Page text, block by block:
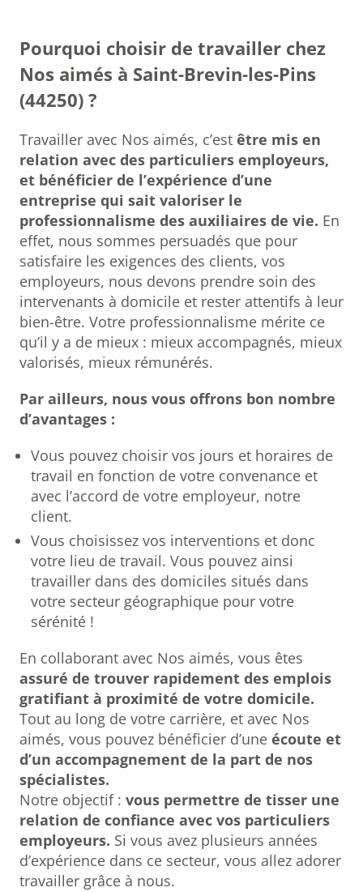
Pourquoi choisir de travailler chez
Nos aimés à Saint-Brevin-les-Pins
(44250) ?
Travailler avec Nos aimés, c’est être mis en
relation avec des particuliers employeurs,
et bénéficier de l’expérience d’une
entreprise qui sait valoriser le
professionnalisme des auxiliaires de vie. En
effet, nous sommes persuadés que pour
satisfaire les exigences des clients, vos
employeurs, nous devons prendre soin des
intervenants à domicile et rester attentifs à leur
bien-être. Votre professionnalisme mérite ce
qu’il y a de mieux : mieux accompagnés, mieux
valorisés, mieux rémunérés.
Par ailleurs, nous vous offrons bon nombre
d’avantages :
Vous pouvez choisir vos jours et horaires de
travail en fonction de votre convenance et
avec l’accord de votre employeur, notre
client.
Vous choisissez vos interventions et donc
votre lieu de travail. Vous pouvez ainsi
travailler dans des domiciles situés dans
votre secteur géographique pour votre
sérénité !
En collaborant avec Nos aimés, vous êtes
assuré de trouver rapidement des emplois
gratifiant à proximité de votre domicile.
Tout au long de votre carrière, et avec Nos
aimés, vous pouvez bénéficier d’une écoute et
d’un accompagnement de la part de nos
spécialistes.
Notre objectif : vous permettre de tisser une
relation de confiance avec vos particuliers
employeurs. Si vous avez plusieurs années
d’expérience dans ce secteur, vous allez adorer
travailler grâce à nous.